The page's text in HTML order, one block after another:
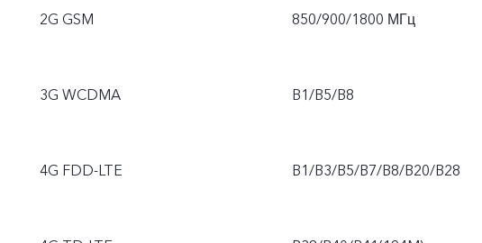
2G GSM 850/900/1800 МГц
3G WCDMA B1/B5/B8
4G FDD-LTE B1/B3/B5/B7/B8/B20/B28